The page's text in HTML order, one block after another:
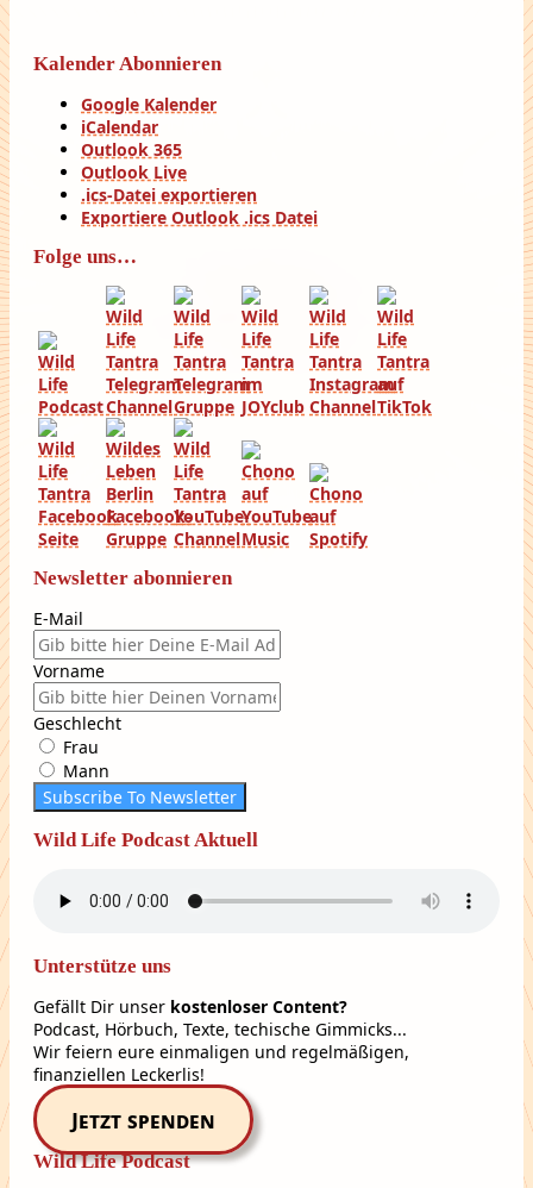
Kalender Abonnieren
Google Kalender
iCalendar
Outlook 365
Outlook Live
.ics-Datei exportieren
Exportiere Outlook .ics Datei
Folge uns…
Newsletter abonnieren
E-Mail
Vorname
Geschlecht
Frau
Mann
Subscribe To Newsletter
Wild Life Podcast Aktuell
Unterstütze uns
Gefällt Dir unser kostenloser Content?
Podcast, Hörbuch, Texte, techische Gimmicks...
Wir feiern eure einmaligen und regelmäßigen,
finanziellen Leckerlis!
Jetzt spenden
Wild Life Podcast